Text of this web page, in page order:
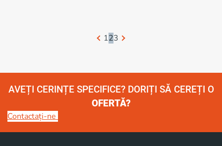
123
AVEȚI CERINȚE SPECIFICE? DORIȚI SĂ CEREȚI O
OFERTĂ?
Contactați-ne